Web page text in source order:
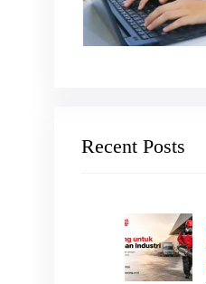
Recent Posts